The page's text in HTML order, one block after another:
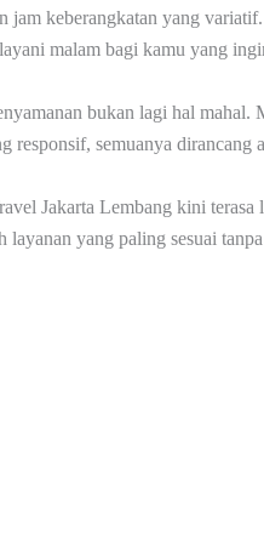
jam keberangkatan yang
malam bagi kamu yang
bukan lagi hal mahal.
responsif, semuanya dirancang
Jakarta Lembang kini terasa
yang paling sesuai tanpa